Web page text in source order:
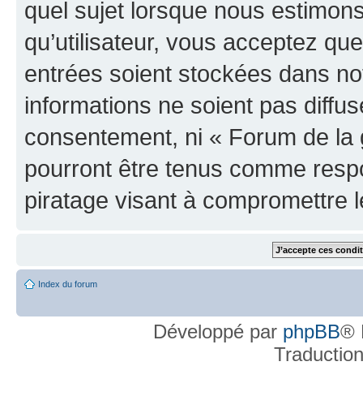
quel sujet lorsque nous
qu’utilisateur, vous acceptez
entrées soient stockées dans
informations ne soient pas
consentement, ni « Forum de
pourront être tenus comme
piratage visant à compromettre
Index du forum
Développé par phpBB®